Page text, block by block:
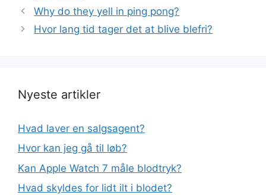
Why do they yell in ping pong?
Hvor lang tid tager det at blive blefri?
Nyeste artikler
Hvad laver en salgsagent?
Hvor kan jeg gå til løb?
Kan Apple Watch 7 måle blodtryk?
Hvad skyldes for lidt ilt i blodet?